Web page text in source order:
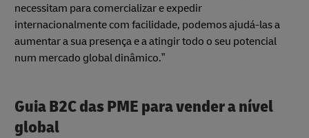
necessitam para comercializar e expedir
internacionalmente com facilidade, podemos ajudá-las a
aumentar a sua presença e a atingir todo o seu potencial
num mercado global dinâmico.”
Guia B2C das PME para vender a nível
global